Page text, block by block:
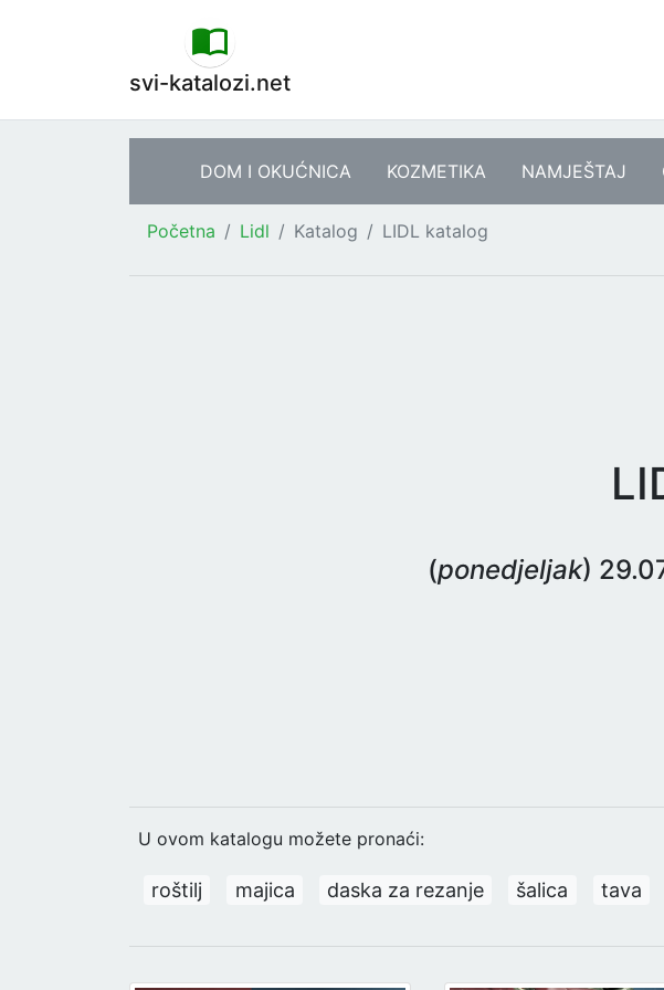
svi-katalozi.net
DOM I OKUĆNICA KOZMETIKA NAMJEŠTAJ
Početna Lidl Katalog LIDL katalog
(ponedjeljak)
U ovom katalogu možete pronaći:
roštilj majica daska za rezanje šalica tava